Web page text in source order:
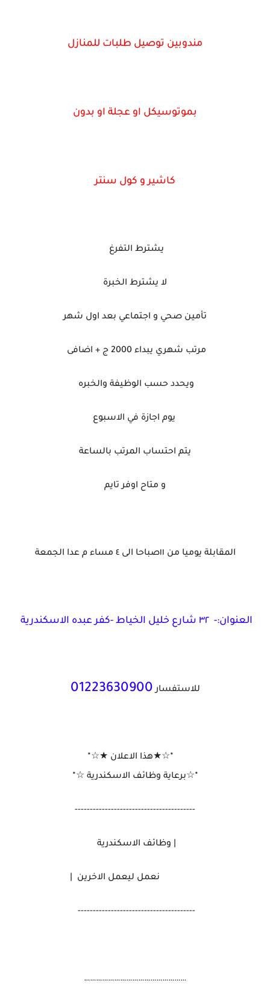
مندوبين توصيل طلبات للمنازل
بموتوسيكل او عجلة او بدون
كاشير و كول سنتر
يشترط التفرغ
لا يشترط الخبرة
تأمين صحي و اجتماعي بعد اول شهر
مرتب شهري يبداء 2000 ج + اضافى
ويحدد حسب الوظيفة والخبره
يوم اجازة في الاسبوع
يتم احتساب المرتب بالساعة
و متاح اوفر تايم
المقابلة يوميا من ١١صباحا الى ٤ مساء م عدا الجمعة
العنوان:- ٣٢ شارع خليل الخياط -كفر عبده الاسكندرية
للاستفسار01223630900
٭☆★هذا الاعلان ★☆٭
٭☆برعاية وظائف الاسكندرية ‌☆٭
----------------------------------------
| وظائف الاسكندرية
نعمل ليعمل الاخرين |
---------------------------------------
……………………………………………